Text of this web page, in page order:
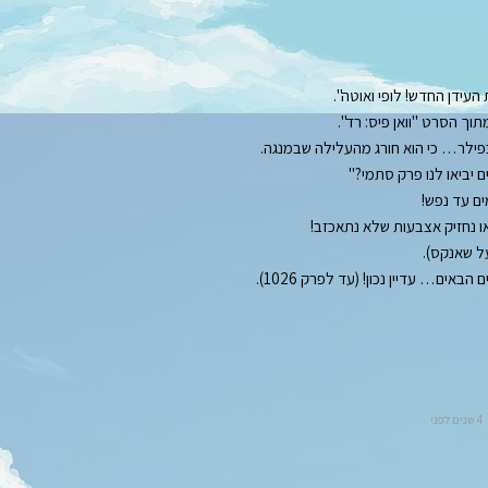
כי הוא חורג מהעלילה שבמנגה.
יביאו לנו פרק סתמי?"
עד נפש!
נחזיק אצבעות שלא נתאכזב!
שאנקס).
עדיין נכון! (עד לפרק 1026).